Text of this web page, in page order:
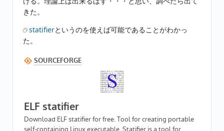
きた。
statifierというのを使えば可能であることがわかっ
た。